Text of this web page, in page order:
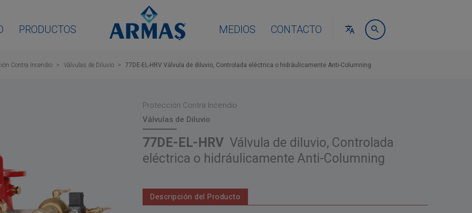
PRODUCTOS MEDIOS CONTACTO
Contra Incendio Válvulas de Diluvio 77DE-EL-HRV Válvula de diluvio, Controlada eléctrica o hidráulicamente Anti-Columning
Protección Contra Incendio
Válvulas de Diluvio
77DE-EL-HRV Válvula de diluvio, Controlada
eléctrica o hidráulicamente Anti-Columning
Descripción del Producto